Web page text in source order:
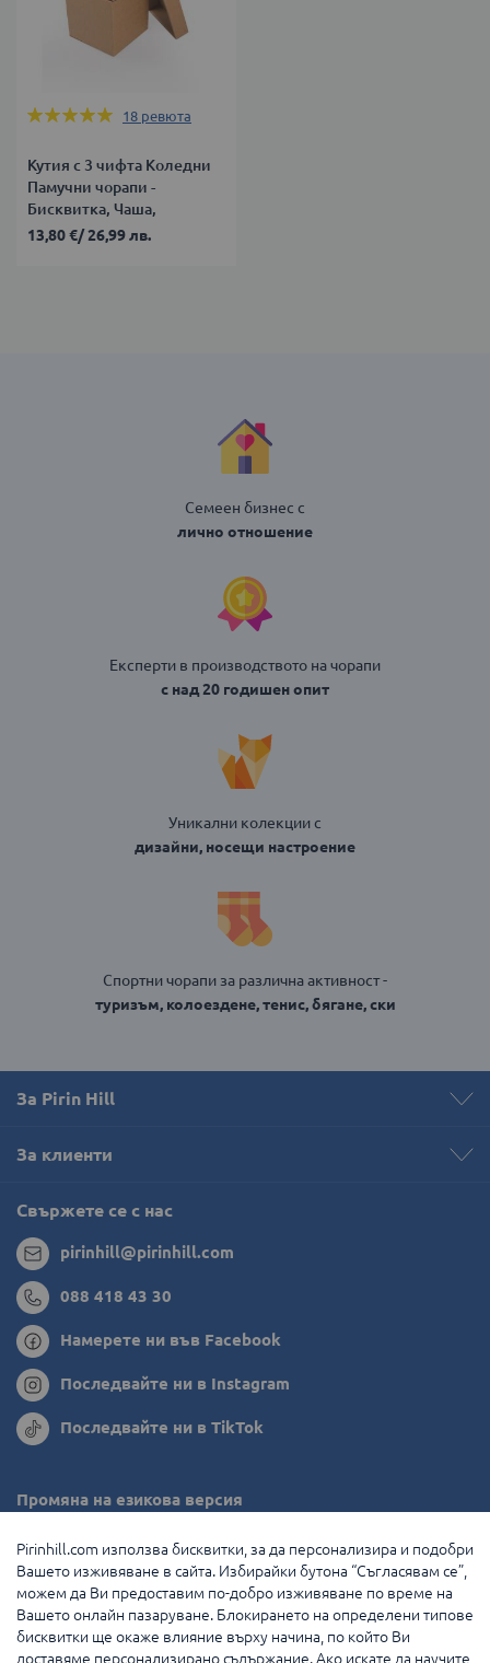
Оценка:
18 ревюта
Кутия с 3 чифта Коледни
Памучни чорапи -
Бисквитка, Чаша,
Къщичка
13,80 €/26,99 лв.
Семеен бизнес с
лично отношение
Експерти в производството на чорапи
с над 20 годишен опит
Уникални колекции с
дизайни, носещи настроение
Спортни чорапи за различна активност -
туризъм, колоездене, тенис, бягане, ски
За Pirin Hill
За клиенти
Свържете се с нас
pirinhill@pirinhill.com
088 418 43 30
Намерете ни във Facebook
Последвайте ни в Instagram
Последвайте ни в TikTok
Промяна на езикова версия
Румъния
Гърция
Нидерландия
Pirinhill.com използва бисквитки, за да персонализира и подобри
Вашето изживяване в сайта. Избирайки бутона “Съгласявам се”,
можем да Ви предоставим по-добро изживяване по време на
Вашето онлайн пазаруване. Блокирането на определени типове
бисквитки ще окаже влияние върху начина, по който Ви
доставяме персонализирано съдържание. Ако искате да научите